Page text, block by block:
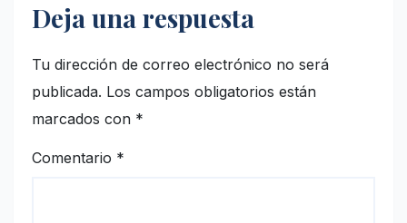
Deja una respuesta
Tu dirección de correo electrónico no será
publicada. Los campos obligatorios están
marcados con *
Comentario *